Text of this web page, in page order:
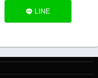
LINE